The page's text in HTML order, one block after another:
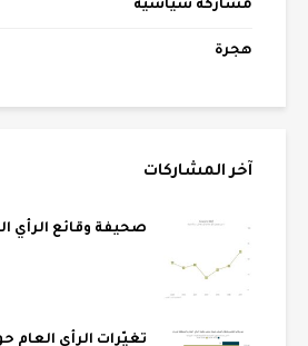
مشاركة سياسية
هجرة
آخر المشاركات
صحيفة وقائع الرأي
تغيّرات الرأي العام